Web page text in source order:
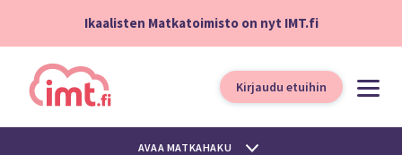
Ikaalisten Matkatoimisto on nyt IMT.fi
Kirjaudu etuihin
AVAA MATKAHAKU